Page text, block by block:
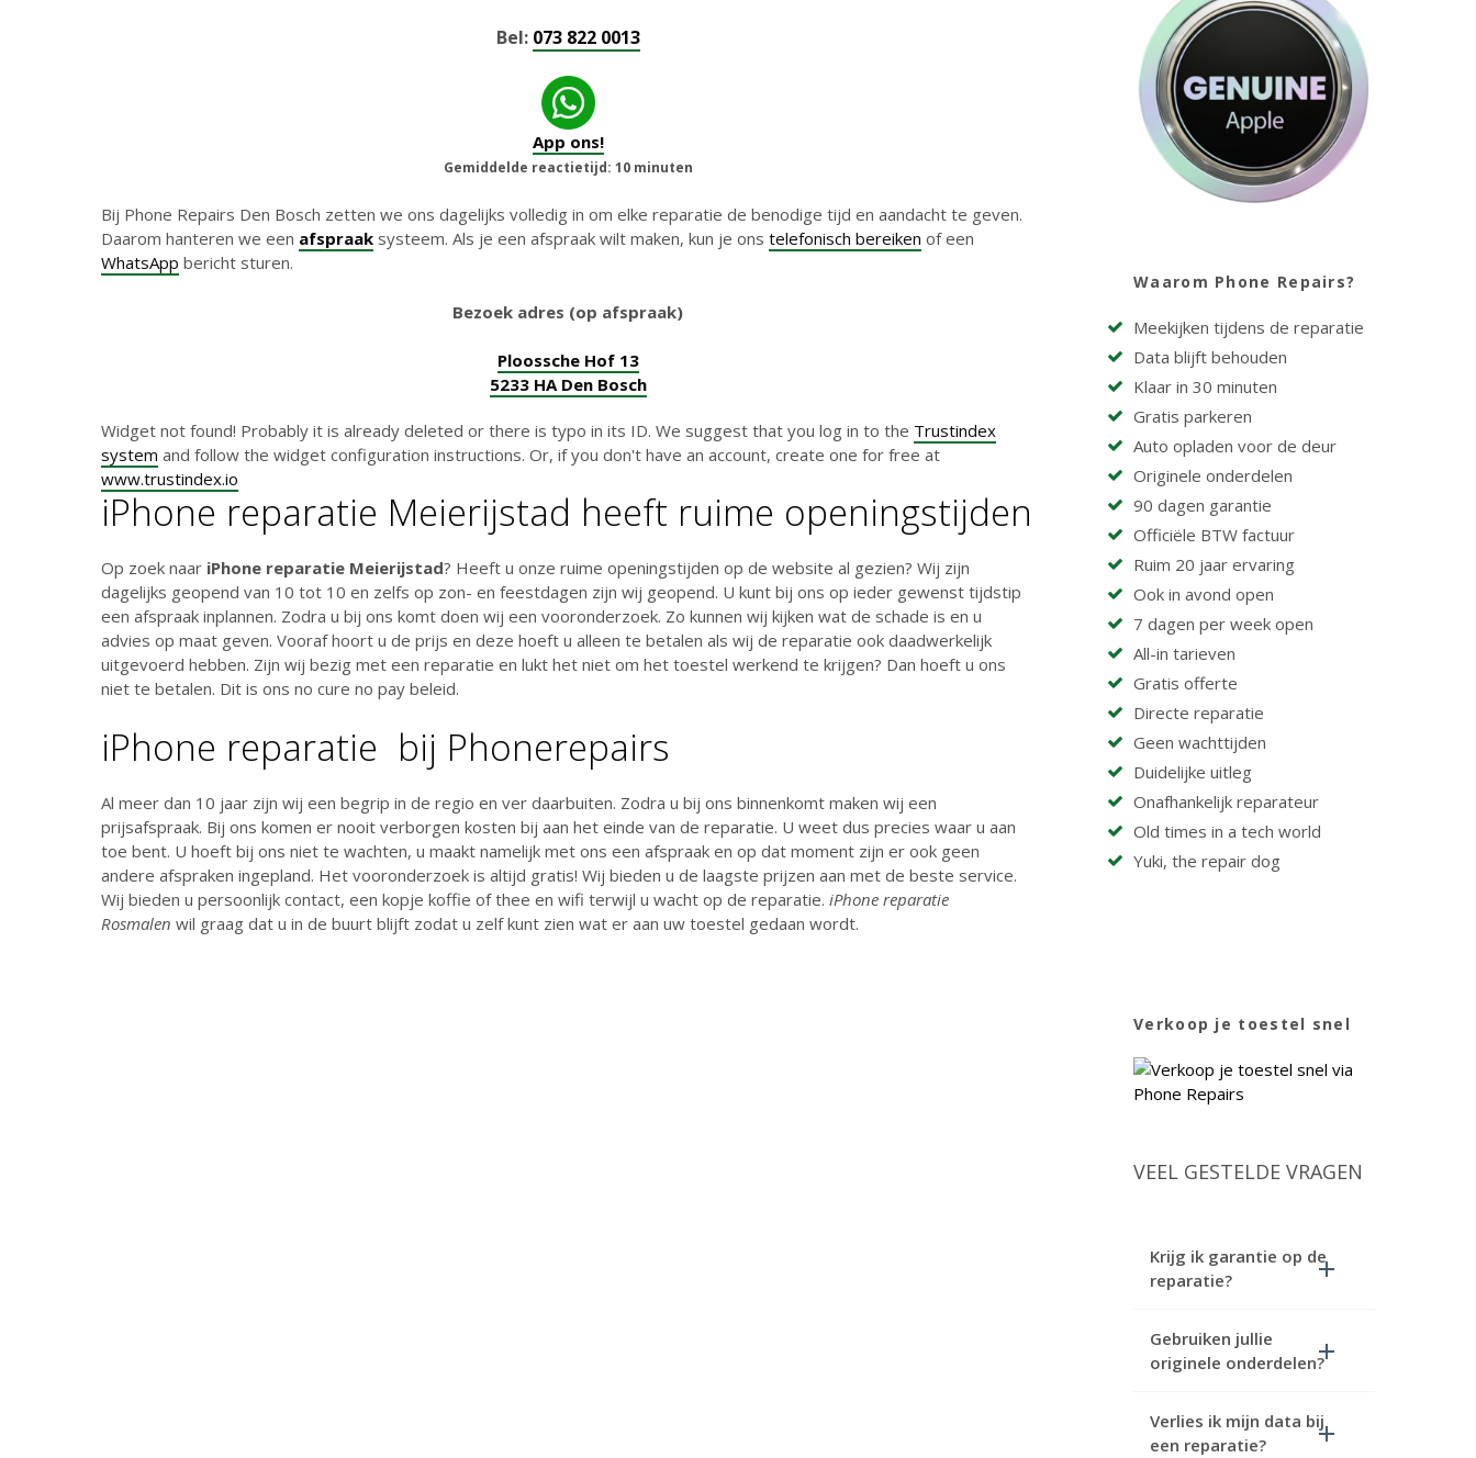
Bel: 073 822 0013
App ons!
Gemiddelde reactietijd: 10 minuten
Bij Phone Repairs Den Bosch zetten we ons dagelijks volledig in om elke reparatie de benodige tijd en aandacht te geven.
Daarom hanteren we een afspraak systeem. Als je een afspraak wilt maken, kun je ons telefonisch bereiken of een
WhatsApp bericht sturen.
Bezoek adres (op afspraak)
Ploossche Hof 13
5233 HA Den Bosch
Widget not found! Probably it is already deleted or there is typo in its ID. We suggest that you log in to the Trustindex
system and follow the widget configuration instructions. Or, if you don't have an account, create one for free at
www.trustindex.io
iPhone reparatie Meierijstad heeft ruime openingstijden
Op zoek naar iPhone reparatie Meierijstad? Heeft u onze ruime openingstijden op de website al gezien? Wij zijn
dagelijks geopend van 10 tot 10 en zelfs op zon- en feestdagen zijn wij geopend. U kunt bij ons op ieder gewenst tijdstip
een afspraak inplannen. Zodra u bij ons komt doen wij een vooronderzoek. Zo kunnen wij kijken wat de schade is en u
advies op maat geven. Vooraf hoort u de prijs en deze hoeft u alleen te betalen als wij de reparatie ook daadwerkelijk
uitgevoerd hebben. Zijn wij bezig met een reparatie en lukt het niet om het toestel werkend te krijgen? Dan hoeft u ons
niet te betalen. Dit is ons no cure no pay beleid.
iPhone reparatie bij Phonerepairs
Al meer dan 10 jaar zijn wij een begrip in de regio en ver daarbuiten. Zodra u bij ons binnenkomt maken wij een
prijsafspraak. Bij ons komen er nooit verborgen kosten bij aan het einde van de reparatie. U weet dus precies waar u aan
toe bent. U hoeft bij ons niet te wachten, u maakt namelijk met ons een afspraak en op dat moment zijn er ook geen
andere afspraken ingepland. Het vooronderzoek is altijd gratis! Wij bieden u de laagste prijzen aan met de beste service.
Wij bieden u persoonlijk contact, een kopje koffie of thee en wifi terwijl u wacht op de reparatie. iPhone reparatie
Rosmalen wil graag dat u in de buurt blijft zodat u zelf kunt zien wat er aan uw toestel gedaan wordt.
Waarom Phone Repairs?
Meekijken tijdens de reparatie
Data blijft behouden
Klaar in 30 minuten
Gratis parkeren
Auto opladen voor de deur
Originele onderdelen
90 dagen garantie
Officiële BTW factuur
Ruim 20 jaar ervaring
Ook in avond open
7 dagen per week open
All-in tarieven
Gratis offerte
Directe reparatie
Geen wachttijden
Duidelijke uitleg
Onafhankelijk reparateur
Old times in a tech world
Yuki, the repair dog
Verkoop je toestel snel
VEEL GESTELDE VRAGEN
Krijg ik garantie op de
reparatie?
Gebruiken jullie
originele onderdelen?
Verlies ik mijn data bij
een reparatie?